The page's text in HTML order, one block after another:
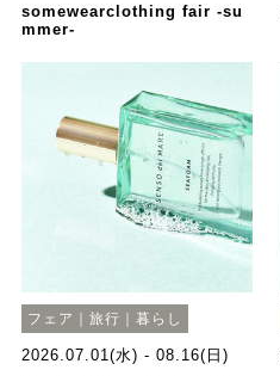
somewearclothing fair -su
mmer-
フェア｜旅行｜暮らし
2026.07.01(水) - 08.16(日)